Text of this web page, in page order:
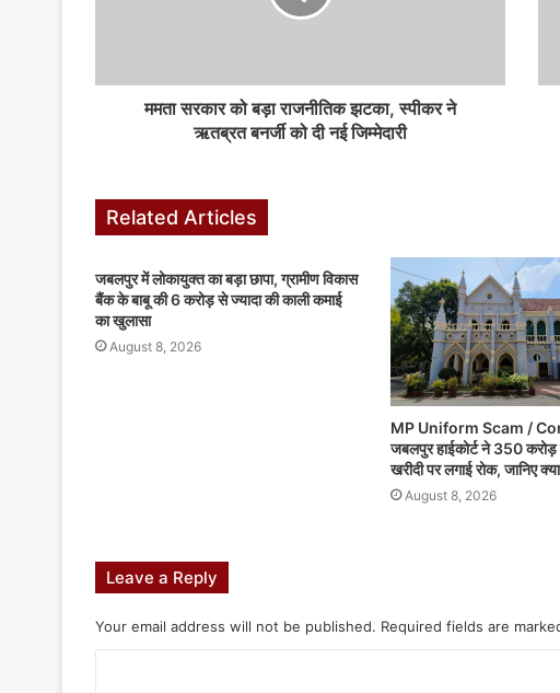
ममता सरकार को बड़ा राजनीतिक झटका, स्पीकर ने
ऋतब्रत बनर्जी को दी नई जिम्मेदारी
Related Articles
जबलपुर में लोकायुक्त का बड़ा छापा, ग्रामीण विकास
बैंक के बाबू की 6 करोड़ से ज्यादा की काली कमाई
का खुलासा
August 8, 2026
MP Uniform Scam /
जबलपुर हाईकोर्ट ने 350 करोड़
खरीदी पर लगाई रोक, जानिए
August 8, 2026
Leave a Reply
Your email address will not be published. Required fields are